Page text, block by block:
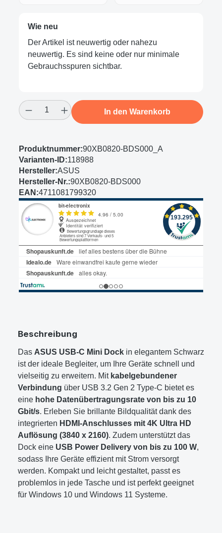
Wie neu
Der Artikel ist neuwertig oder nahezu
neuwertig. Es sind keine oder nur minimale
Gebrauchsspuren sichtbar.
Produkt Anzahl: Gib den gewünschten
In den Warenkorb
Produktnummer:90XB0820-BDS000_A
Varianten-ID:118988
Hersteller:ASUS
Hersteller-Nr.:90XB0820-BDS000
EAN:4711081799320
Beschreibung
Das ASUS USB-C Mini Dock in elegantem Schwarz
ist der ideale Begleiter, um Ihre Geräte schnell und
vielseitig zu erweitern. Mit kabelgebundener
Verbindung über USB 3.2 Gen 2 Type-C bietet es
eine hohe Datenübertragungsrate von bis zu 10
Gbit/s. Erleben Sie brillante Bildqualität dank des
integrierten HDMI-Anschlusses mit 4K Ultra HD
Auflösung (3840 x 2160). Zudem unterstützt das
Dock eine USB Power Delivery von bis zu 100 W,
sodass Ihre Geräte effizient mit Strom versorgt
werden. Kompakt und leicht gestaltet, passt es
problemlos in jede Tasche und ist perfekt geeignet
für Windows 10 und Windows 11 Systeme.